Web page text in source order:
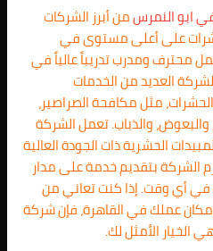
ابو النمرسمن أبرز الشركات
على أعلى مستوى في
محترف ومدرب تدريباً عالياً في
العديد من الخدمات
مثل مكافحة الصراصير،
والبعوض، والذباب. تعمل الشركة
الحشرية ذات الجودة العالية
الشركة بتقديم خدمة على مدار
في أي وقت. إذا كنت تعاني من
عملك في القاهرة، فإن شركة
الأمثل لك.